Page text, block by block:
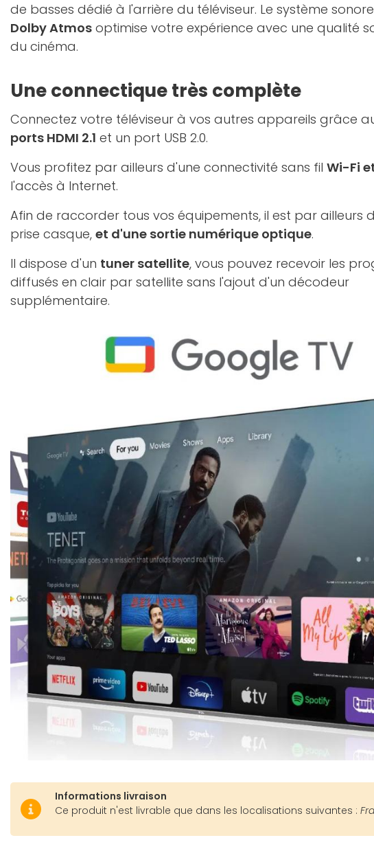
de basses dédié à l'arrière du téléviseur. Le système sonore
Dolby Atmos optimise votre expérience avec une qualité
du cinéma.
Une connectique très complète
Connectez votre téléviseur à vos autres appareils grâce
ports HDMI 2.1 et un port USB 2.0.
Vous profitez par ailleurs d'une connectivité sans fil Wi-Fi
l'accès à Internet.
Afin de raccorder tous vos équipements, il est par ailleurs
prise casque, et d'une sortie numérique optique.
Il dispose d'un tuner satellite, vous pouvez recevoir les
diffusés en clair par satellite sans l'ajout d'un décodeur
supplémentaire.
Informations livraison
Ce produit n'est livrable que dans les localisations suivantes :